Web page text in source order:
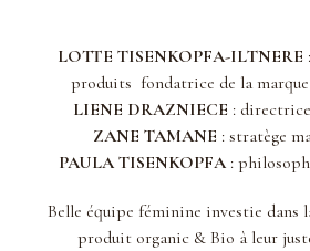
LOTTE TISENKOPFA-ILTNERE
produits fondatrice de la
LIENE DRAZNIECE :
ZANE TAMANE : stratège
PAULA TISENKOPFA:
Belle équipe féminine investie dans
produit organic & Bio à leur